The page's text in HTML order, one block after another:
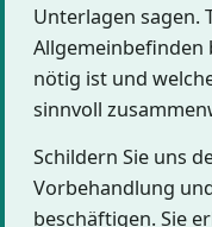
Unterlagen sagen.
Allgemeinbefinden
nötig ist und
sinnvoll
Schildern Sie uns
Vorbehandlung
beschäftigen. Sie